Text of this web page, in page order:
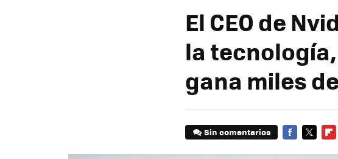
El CEO de
la
gana miles
Sin comentarios